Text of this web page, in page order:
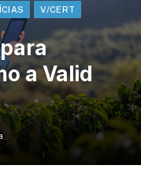
V/CERT
a Valid